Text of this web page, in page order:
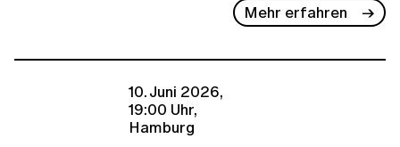
Mehr erfahren
10. Juni 2026,
19:00 Uhr,
Hamburg